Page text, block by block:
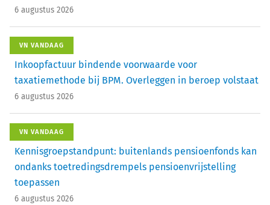
6 augustus 2026
VN VANDAAG
Inkoopfactuur bindende voorwaarde voor
taxatiemethode bij BPM. Overleggen in beroep volstaat
6 augustus 2026
VN VANDAAG
Kennisgroepstandpunt: buitenlands pensioenfonds kan
ondanks toetredingsdrempels pensioenvrijstelling
toepassen
6 augustus 2026